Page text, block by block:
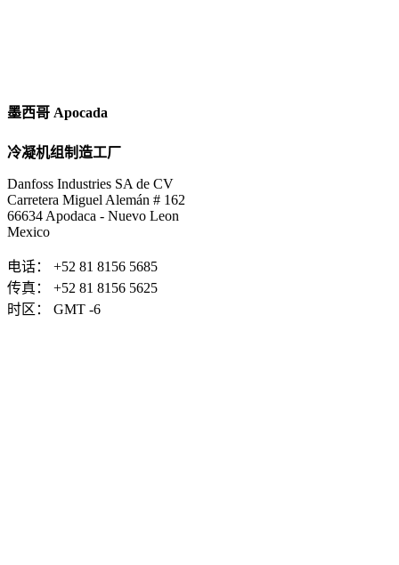
墨西哥 Apocada
冷凝机组制造工厂
Danfoss Industries SA de CV
Carretera Miguel Alemán # 162
66634 Apodaca - Nuevo Leon
Mexico
电话： +52 81 8156 5685
传真： +52 81 8156 5625
时区： GMT -6